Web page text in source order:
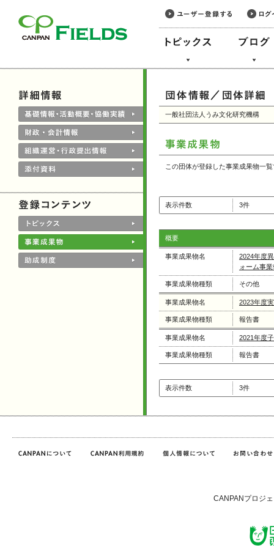
一般社団法人うみ文化研究機構
この団体が登録した事業成果物一
表示件数 3件
概要
事業成果物名
2024年度
ォーム事
事業成果物種類 その他
事業成果物名 2023年度
事業成果物種類 報告書
事業成果物名 2021年度
事業成果物種類 報告書
表示件数 3件
CANPANプロジ